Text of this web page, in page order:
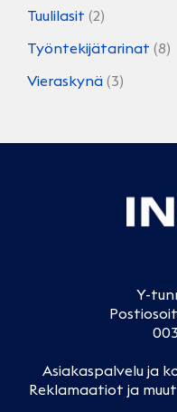
Tuulilasit (2)
Työntekijätarinat (8)
Vieraskynä (3)
Y-
Asiakaspalvelu ja
Reklamaatiot ja